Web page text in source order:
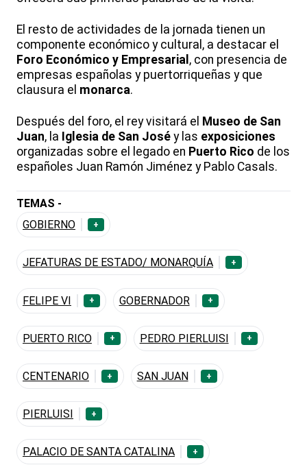
El resto de actividades de la jornada tienen un
componente económico y cultural, a destacar el
Foro Económico y Empresarial , con presencia de
empresas españolas y puertorriqueñas y que
clausura el monarca.
Después del foro, el rey visitará el Museo de San
Juan, la Iglesia de San José y las exposiciones
organizadas sobre el legado en Puerto Rico de los
españoles Juan Ramón Jiménez y Pablo Casals.
TEMAS -
GOBIERNO
+
JEFATURAS DE ESTADO/ MONARQUÍA +
FELIPE VI + GOBERNADOR +
PUERTO RICO + PEDRO PIERLUISI +
CENTENARIO + SAN JUAN +
PIERLUISI +
PALACIO DE SANTA CATALINA +